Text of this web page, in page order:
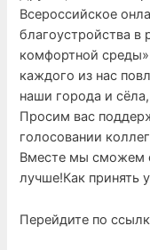
Всероссийское
благоустройства
комфортной
каждого из нас
наши города и
Просим вас
голосовании
Вместе мы сможем
лучше!Как принять
Перейдите по